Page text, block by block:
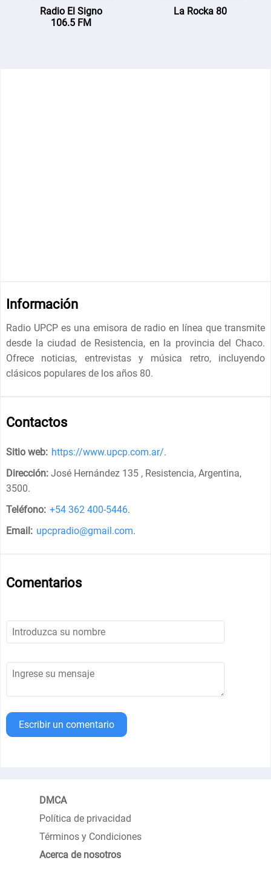
Radio El Signo
106.5 FM
La Rocka 80
Información
Radio UPCP es una emisora ​​de radio en línea que transmite
desde la ciudad de Resistencia, en la provincia del Chaco.
Ofrece noticias, entrevistas y música retro, incluyendo
clásicos populares de los años 80.
Contactos
Sitio web: https://www.upcp.com.ar/.
Dirección: José Hernández 135 , Resistencia, Argentina,
3500.
Teléfono: +54 362 400-5446.
Email: upcpradio@gmail.com.
Comentarios
Escribir un comentario
DMCA
Política de privacidad
Términos y Condiciones
Acerca de nosotros